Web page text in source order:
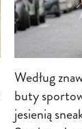
Według
buty
jesienią